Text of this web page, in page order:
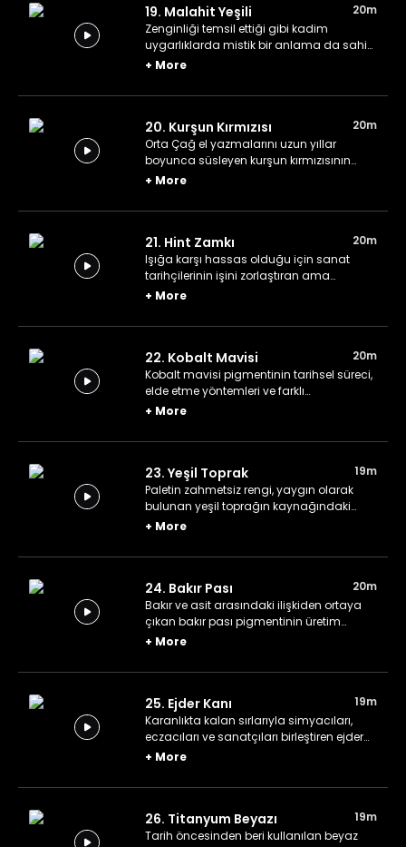
19. Malahit Yeşili
20m
Zenginliği temsil ettiği gibi kadim
uygarlıklarda mistik bir anlama da sahip
olan "malahit yeşili" anlatılıyor.
+ More
20. Kurşun Kırmızısı
20m
Orta Çağ el yazmalarını uzun yıllar
boyunca süsleyen kurşun kırmızısının
tarihini ve farklı kullanım alanlarını
+ More
21. Hint Zamkı
20m
Işığa karşı hassas olduğu için sanat
tarihçilerinin işini zorlaştıran ama
geçmişte farklı alanlarda tercih edilmiş
+ More
22. Kobalt Mavisi
20m
Kobalt mavisi pigmentinin tarihsel süreci,
elde etme yöntemleri ve farklı
coğrafyalardaki kullanım alanları
+ More
23. Yeşil Toprak
19m
Paletin zahmetsiz rengi, yaygın olarak
bulunan yeşil toprağın kaynağındaki
mineraller ve pigmentin tarihte kullanım
+ More
24. Bakır Pası
20m
Bakır ve asit arasındaki ilişkiden ortaya
çıkan bakır pası pigmentinin üretim
yöntemleri, kullanım alanları ve boyanın
+ More
25. Ejder Kanı
19m
Karanlıkta kalan sırlarıyla simyacıları,
eczacıları ve sanatçıları birleştiren ejder
kanı rengine dair tüm detayları
+ More
26. Titanyum Beyazı
19m
Tarih öncesinden beri kullanılan beyaz